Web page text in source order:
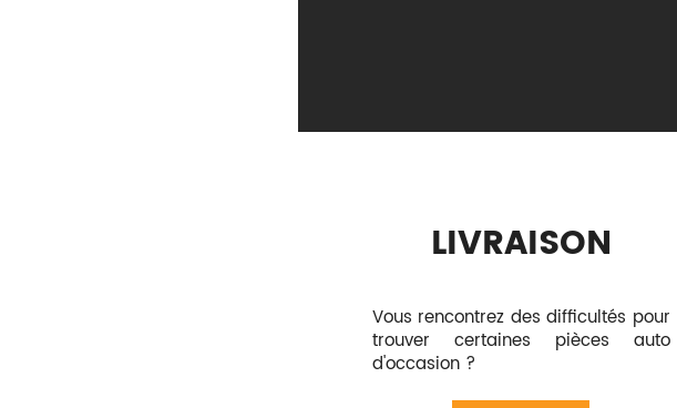
LIVRAISON
Vous rencontrez des difficultés pour
trouver certaines pièces auto
d'occasion ?